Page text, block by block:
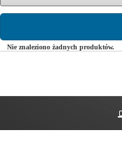
Nie znaleziono żadnych produktów.